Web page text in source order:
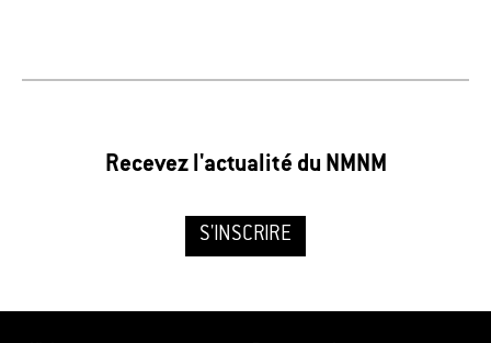
Recevez l'actualité du NMNM
S'INSCRIRE